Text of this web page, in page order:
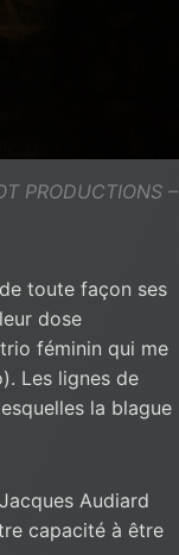
PRODUCTIONS –
toute façon ses
dose
féminin qui me
Les lignes de
la blague
Audiard
capacité à être